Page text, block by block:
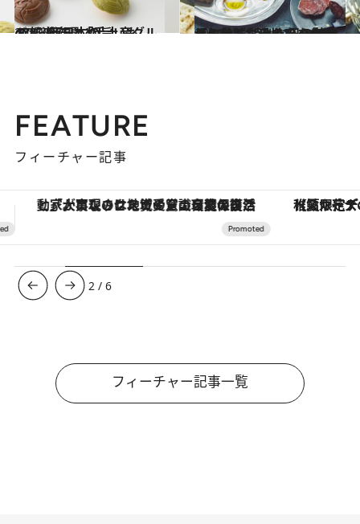
2022.1.7
47都道府県「手土産グルメ」 “西日本の旨いもの”を総まとめ
グルメ 2021.12.11
【とっておきのアぺタイザー①】 特別な日の始まりにはごちそうを とびきりの美味しいものを集めました
グルメ
FEATURE
フィーチャー記事
【夏限定ディナーコース】旬を迎える稚鮎や花ズッキーニなどをイタリア・トスカーナの郷土料理の手法で満喫！ 【銀座で出合う最旬美容】美髪ケアや上質
3 /6
フィーチャー記事一覧